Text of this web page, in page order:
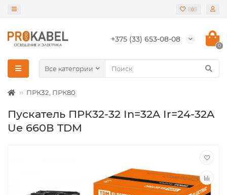
0
+375 (33) 653-08-08
0
Все категории
ПРК32, ПРК80
Пускатель ПРК32-32 In=32A Ir=24-32A
Ue 660В TDM